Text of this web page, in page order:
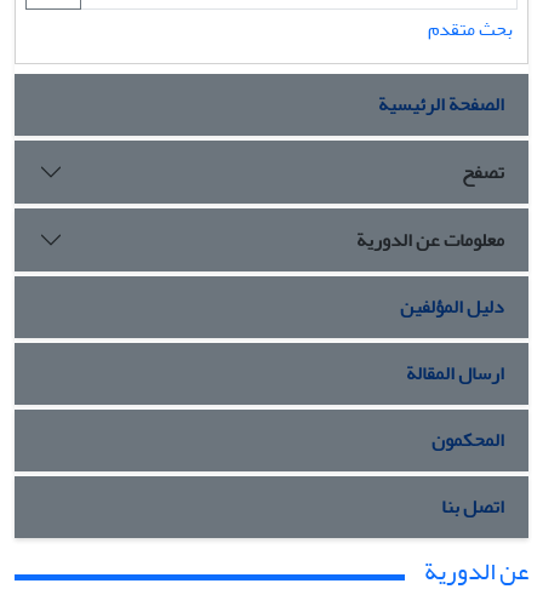
بحث متقدم
الصفحة الرئيسية
تصفح
معلومات عن الدورية
دليل المؤلفين
ارسال المقالة
المحكمون
اتصل بنا
عن الدورية